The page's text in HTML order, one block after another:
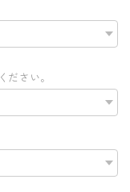
ださい。